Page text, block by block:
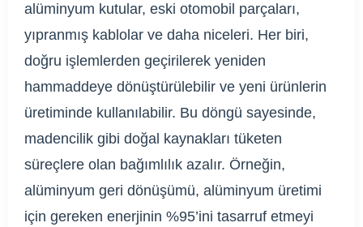
alüminyum kutular, eski otomobil parçaları,
yıpranmış kablolar ve daha niceleri. Her biri,
doğru işlemlerden geçirilerek yeniden
hammaddeye dönüştürülebilir ve yeni ürünlerin
üretiminde kullanılabilir. Bu döngü sayesinde,
madencilik gibi doğal kaynakları tüketen
süreçlere olan bağımlılık azalır. Örneğin,
alüminyum geri dönüşümü, alüminyum üretimi
için gereken enerjinin %95’ini tasarruf etmeyi